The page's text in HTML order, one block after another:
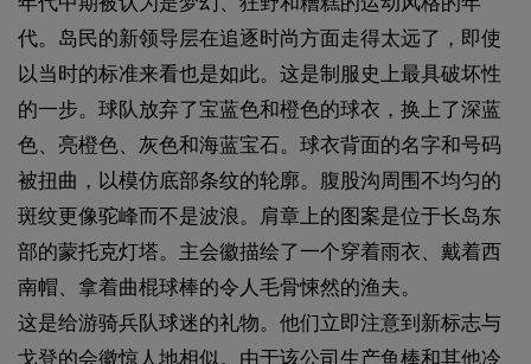
代。岛民的新领导层在追逐时尚方面走得太远了，即使
以当时的标准来看也是如此。这是制服史上最具破坏性
的一步。球队放弃了宝蓝色和橙色的球衣，换上了深蓝
色、亮橙色、灰色和海蓝宝石。球衣背面的名字和号码
被扭曲，以模仿底部条纹的轮廓。腹股沟周围不均匀的
斑纹更像驼峰而不是波浪。肩章上的图案是位于长岛东
部的蒙托克灯塔。主会徽描绘了一个穿着雨衣、戴着西
南帽、拿着曲棍球棒的令人毛骨悚然的渔夫。
这是给游骑兵队球迷的礼物。他们立即注意到新标志与
戈登的会徽惊人地相似。由于该公司生产鱼棒和其他冷